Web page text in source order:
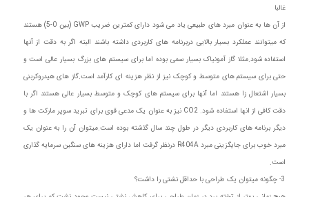
غالبا
از آن ها به عنوان مبرد های طبیعی یاد می شود دارای کمترین ضریب GWP (بین 0-5) هستند
که میتوانند عملکرد بسیار بالایی دربرنامه های کاربردی داشته باشند البته اگر به دقت از آنها
استفاده شود.مثلا گاز آمونیاک بسیار سمی بوده اما برای سیستم های بزرگ بسیار عالی است و
حتی برای سیستم های متوسط و کوچک نیز از نظر هزینه ای کارآمد است.گاز های هیدروکربنی
بسیار اشتعال زا هستند اما آنها برای سیستم های کوچک و متوسط بسیار عالی هستند اگر با
دقت کافی از انها استفاده شود. CO2 نیز به عنوان یک مدعی قوی برای تبرید سوپر مارکت ها و
دیگر برنامه های کاربردی دیگر در طول چند سال گذشته بوده است.میتوان آن را به عنوان یک
مبرد خوب برای جایگزینی مبرد R404A درنظر گرفت اما دارای هزینه های سنگین سرمایه گذاری
است.
3- چگونه میتوان یک طراحی با حداقل نشتی را داشت؟